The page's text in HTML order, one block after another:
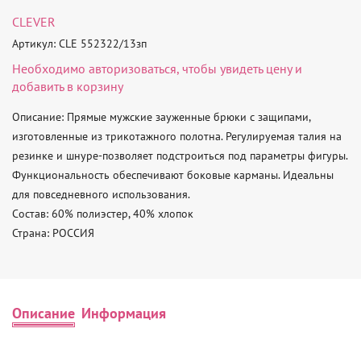
CLEVER
Артикул: CLE 552322/13зп
Необходимо авторизоваться, чтобы увидеть цену и
добавить в корзину
Описание: Прямые мужские зауженные брюки с защипами,
изготовленные из трикотажного полотна. Регулируемая талия на
резинке и шнуре-позволяет подстроиться под параметры фигуры.
Функциональность обеспечивают боковые карманы. Идеальны
для повседневного использования.
Состав: 60% полиэстер, 40% хлопок
Страна: РОССИЯ
Описание Информация